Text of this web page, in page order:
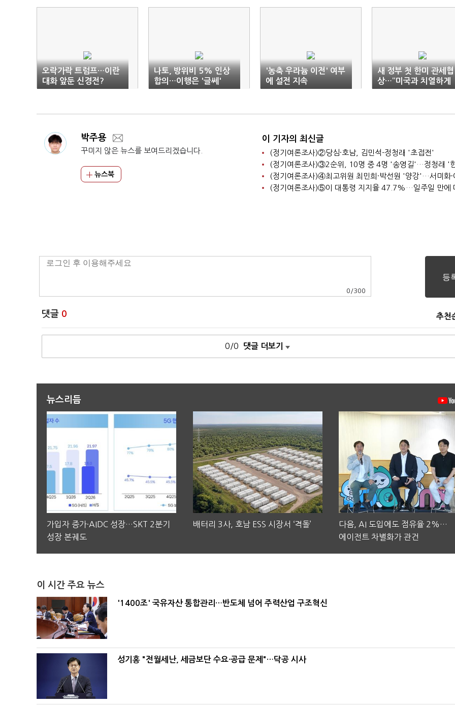
오락가락 트럼프…이란
대화 앞둔 신경전?
나토, 방위비 5% 인상
합의…이행은 '글쎄'
'농축 우라늄 이전' 여부
에 설전 지속
새 정부 첫 한미 관세협
상…“미국과 치열하게
협의”
박주용
꾸미지 않은 뉴스를 보여드리겠습니다.
뉴스북
이 기자의 최신글
(정기여론조사)②당심·호남, 김민석-정청래 '초접전'
0 /300
댓글 0 추천
0/0 댓글 더보기
뉴스리듬
가입자 증가·AIDC 성장…SKT 2분기
성장 본궤도
배터리 3사, 호남 ESS 시장서 ‘격돌’
다음, AI 도입에도 점유율 2%…
에이전트 차별화가 관건
이 시간 주요 뉴스
'1400조' 국유자산 통합관리…반도체 넘어 주력산업 구조혁신
성기홍 "전월세난, 세금보단 수요·공급 문제"…닥공 시사